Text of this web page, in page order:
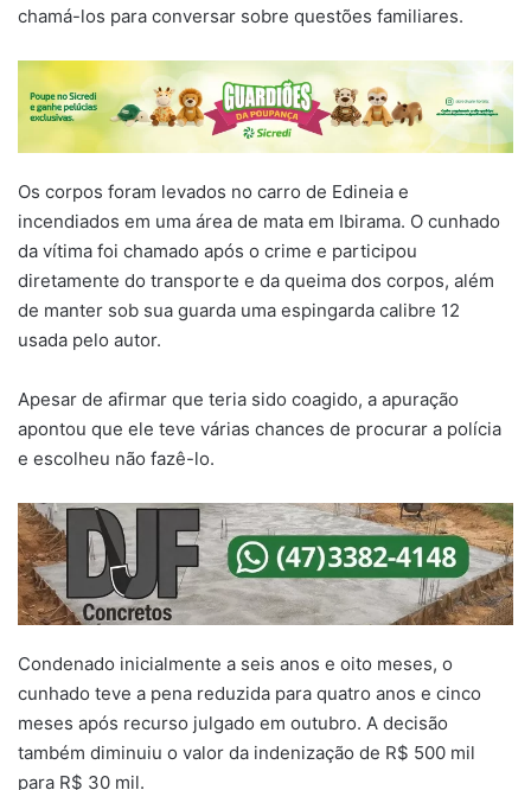
chamá-los para conversar sobre questões familiares.
Os corpos foram levados no carro de Edineia e
incendiados em uma área de mata em Ibirama. O cunhado
da vítima foi chamado após o crime e participou
diretamente do transporte e da queima dos corpos, além
de manter sob sua guarda uma espingarda calibre 12
usada pelo autor.
Apesar de afirmar que teria sido coagido, a apuração
apontou que ele teve várias chances de procurar a polícia
e escolheu não fazê-lo.
Condenado inicialmente a seis anos e oito meses, o
cunhado teve a pena reduzida para quatro anos e cinco
meses após recurso julgado em outubro. A decisão
também diminuiu o valor da indenização de R$ 500 mil
para R$ 30 mil.